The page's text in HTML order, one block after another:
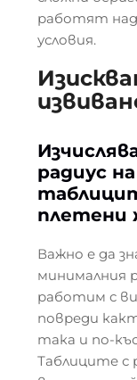
работят
условия.
радиус
плетени
Важно е да
минималния
работим с
повреди
така и по-
Таблиците с